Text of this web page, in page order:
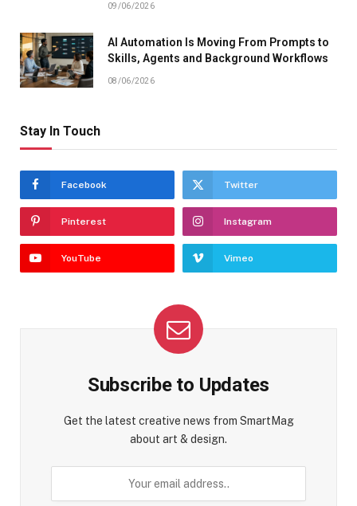
09/06/2026
AI Automation Is Moving From Prompts to
Skills, Agents and Background Workflows
08/06/2026
Stay In Touch
Facebook Twitter
Pinterest Instagram
YouTube Vimeo
Subscribe to Updates
Get the latest creative news from SmartMag
about art & design.